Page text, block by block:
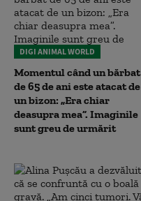
DIGI ANIMAL WORLD
Momentul când un bărbat
de 65 de ani este atacat de
un bizon: „Era chiar
deasupra mea”. Imaginile
sunt greu de urmărit